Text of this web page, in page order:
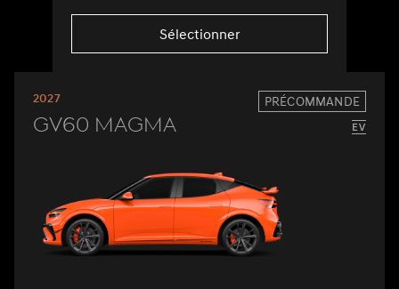
Sélectionner
2027 PRÉCOMMANDE
GV60 Magma